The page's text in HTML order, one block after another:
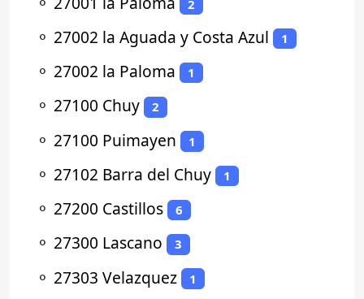
2
⚬ 27002 la Aguada y Costa Azul 1
⚬ 27002 la Paloma 1
⚬ 27100 Chuy 2
⚬ 27100 Puimayen 1
⚬ 27102 Barra del Chuy 1
⚬ 27200 Castillos 6
⚬ 27300 Lascano 3
⚬ 27303 Velazquez 1